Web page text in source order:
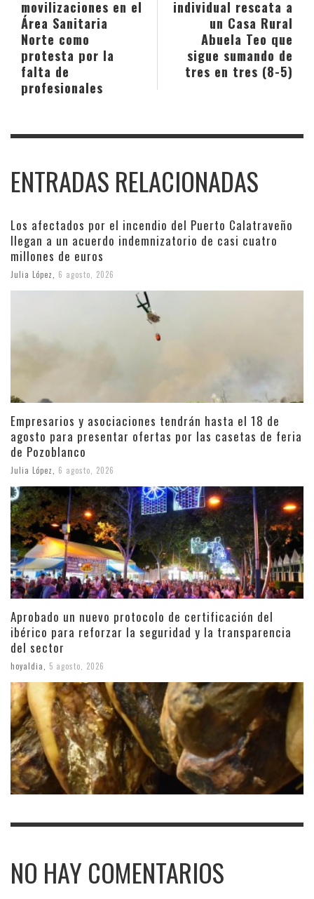
individual rescata a
un Casa Rural
Abuela Teo que
sigue sumando de
tres en tres (8-5)
movilizaciones en el
Área Sanitaria
Norte como
protesta por la
falta de
profesionales
ENTRADAS RELACIONADAS
Los afectados por el incendio del Puerto Calatraveño
llegan a un acuerdo indemnizatorio de casi cuatro
millones de euros
Julia López 6 agosto, 2026
Empresarios y asociaciones tendrán hasta el 18 de
agosto para presentar ofertas por las casetas de feria
de Pozoblanco
Julia López 6 agosto, 2026
Aprobado un nuevo protocolo de certificación del
ibérico para reforzar la seguridad y la transparencia
del sector
hoyaldia 5 agosto, 2026
NO HAY COMENTARIOS